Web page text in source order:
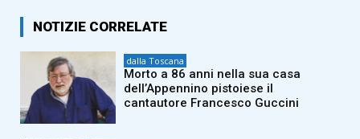
NOTIZIE CORRELATE
dalla Toscana
Morto a 86 anni nella sua casa
dell’Appennino pistoiese il
cantautore Francesco Guccini